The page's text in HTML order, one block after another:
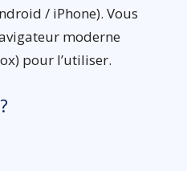
/ iPhone). Vous
moderne
pour l’utiliser.